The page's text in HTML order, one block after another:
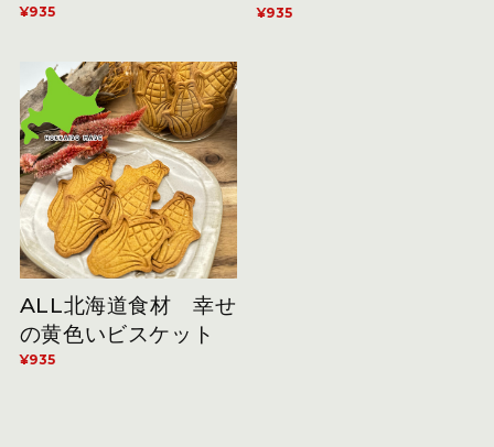
¥935 ¥935
ALL北海道食材 幸せ
の黄色いビスケット
¥935